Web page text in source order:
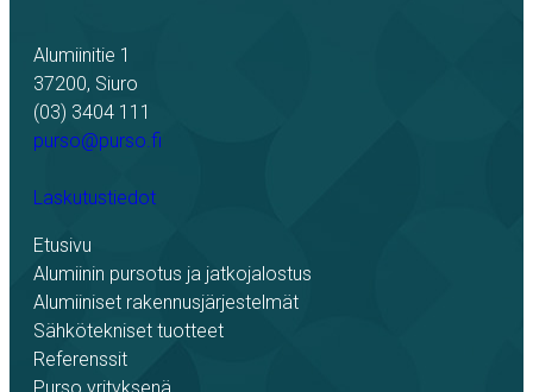
Alumiinitie 1
37200, Siuro
(03) 3404 111
purso@purso.fi
Laskutustiedot
Etusivu
Alumiinin pursotus ja jatkojalostus
Alumiiniset rakennusjärjestelmät
Sähkötekniset tuotteet
Referenssit